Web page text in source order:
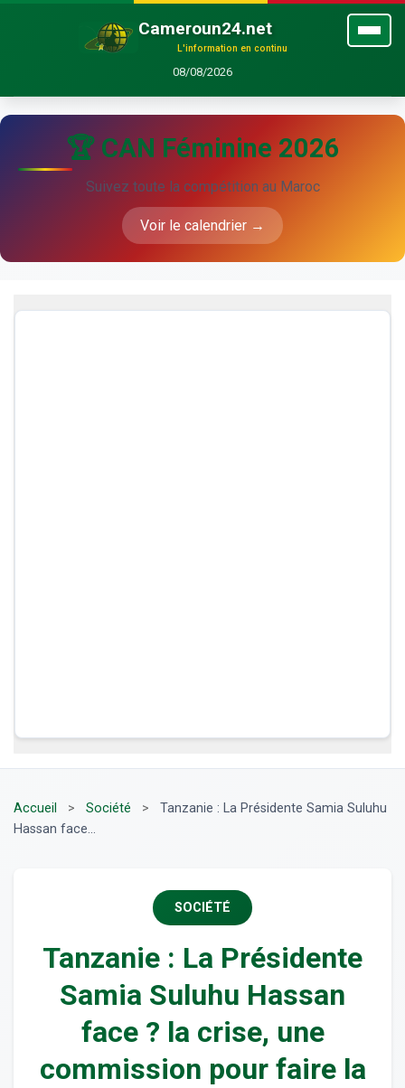
Cameroun24.net
L'information en continu
08/08/2026
🏆 CAN Féminine 2026
Suivez toute la compétition au Maroc
Voir le calendrier →
Accueil > Société >
Tanzanie : La Présidente Samia Suluhu
Hassan face...
SOCIÉTÉ
Tanzanie : La Présidente
Samia Suluhu Hassan
face ? la crise, une
commission pour faire la